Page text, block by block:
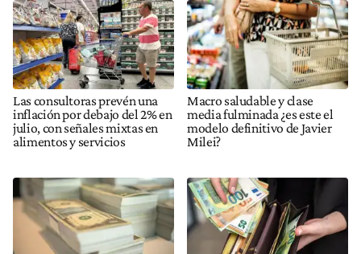
Las consultoras prevén una
inflación por debajo del 2% en
julio, con señales mixtas en
alimentos y servicios
Macro saludable y clase
media fulminada ¿es este el
modelo definitivo de Javier
Milei?